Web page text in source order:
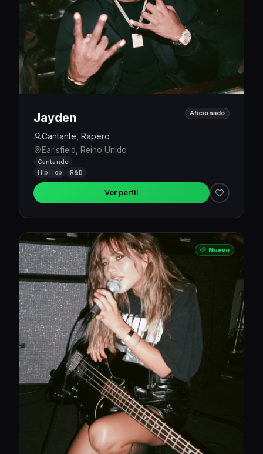
Jayden
Cantante, Rapero
Earlsfield, Reino Unido
Aficionado
Cantando
Hip Hop
R&B
Ver perfil
Nuevo